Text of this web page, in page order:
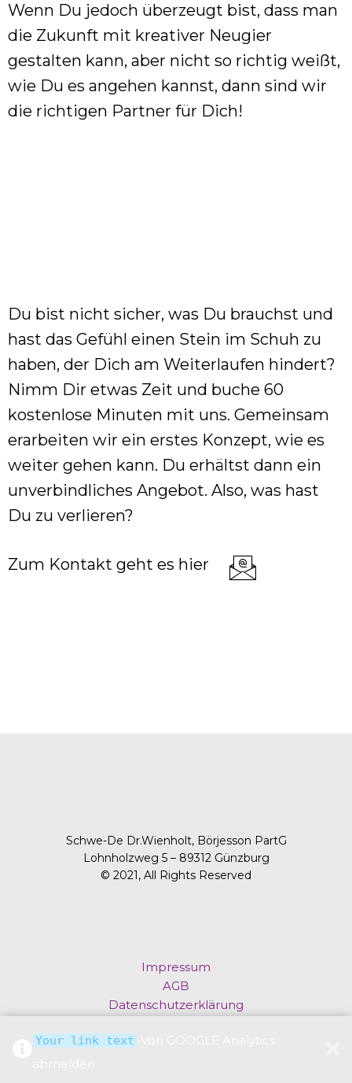
Wenn Du jedoch überzeugt bist, dass man
die Zukunft mit kreativer Neugier
gestalten kann, aber nicht so richtig weißt,
wie Du es angehen kannst, dann sind wir
die richtigen Partner für Dich!
Du bist nicht sicher, was Du brauchst und
hast das Gefühl einen Stein im Schuh zu
haben, der Dich am Weiterlaufen hindert?
Nimm Dir etwas Zeit und buche 60
kostenlose Minuten mit uns. Gemeinsam
erarbeiten wir ein erstes Konzept, wie es
weiter gehen kann. Du erhältst dann ein
unverbindliches Angebot. Also, was hast
Du zu verlieren?
Zum Kontakt geht es hier =>
Schwe-De Dr.Wienholt, Börjesson PartG
Lohnholzweg 5 – 89312 Günzburg
© 2021, All Rights Reserved
Impressum
AGB
Datenschutzerklärung
Your link text